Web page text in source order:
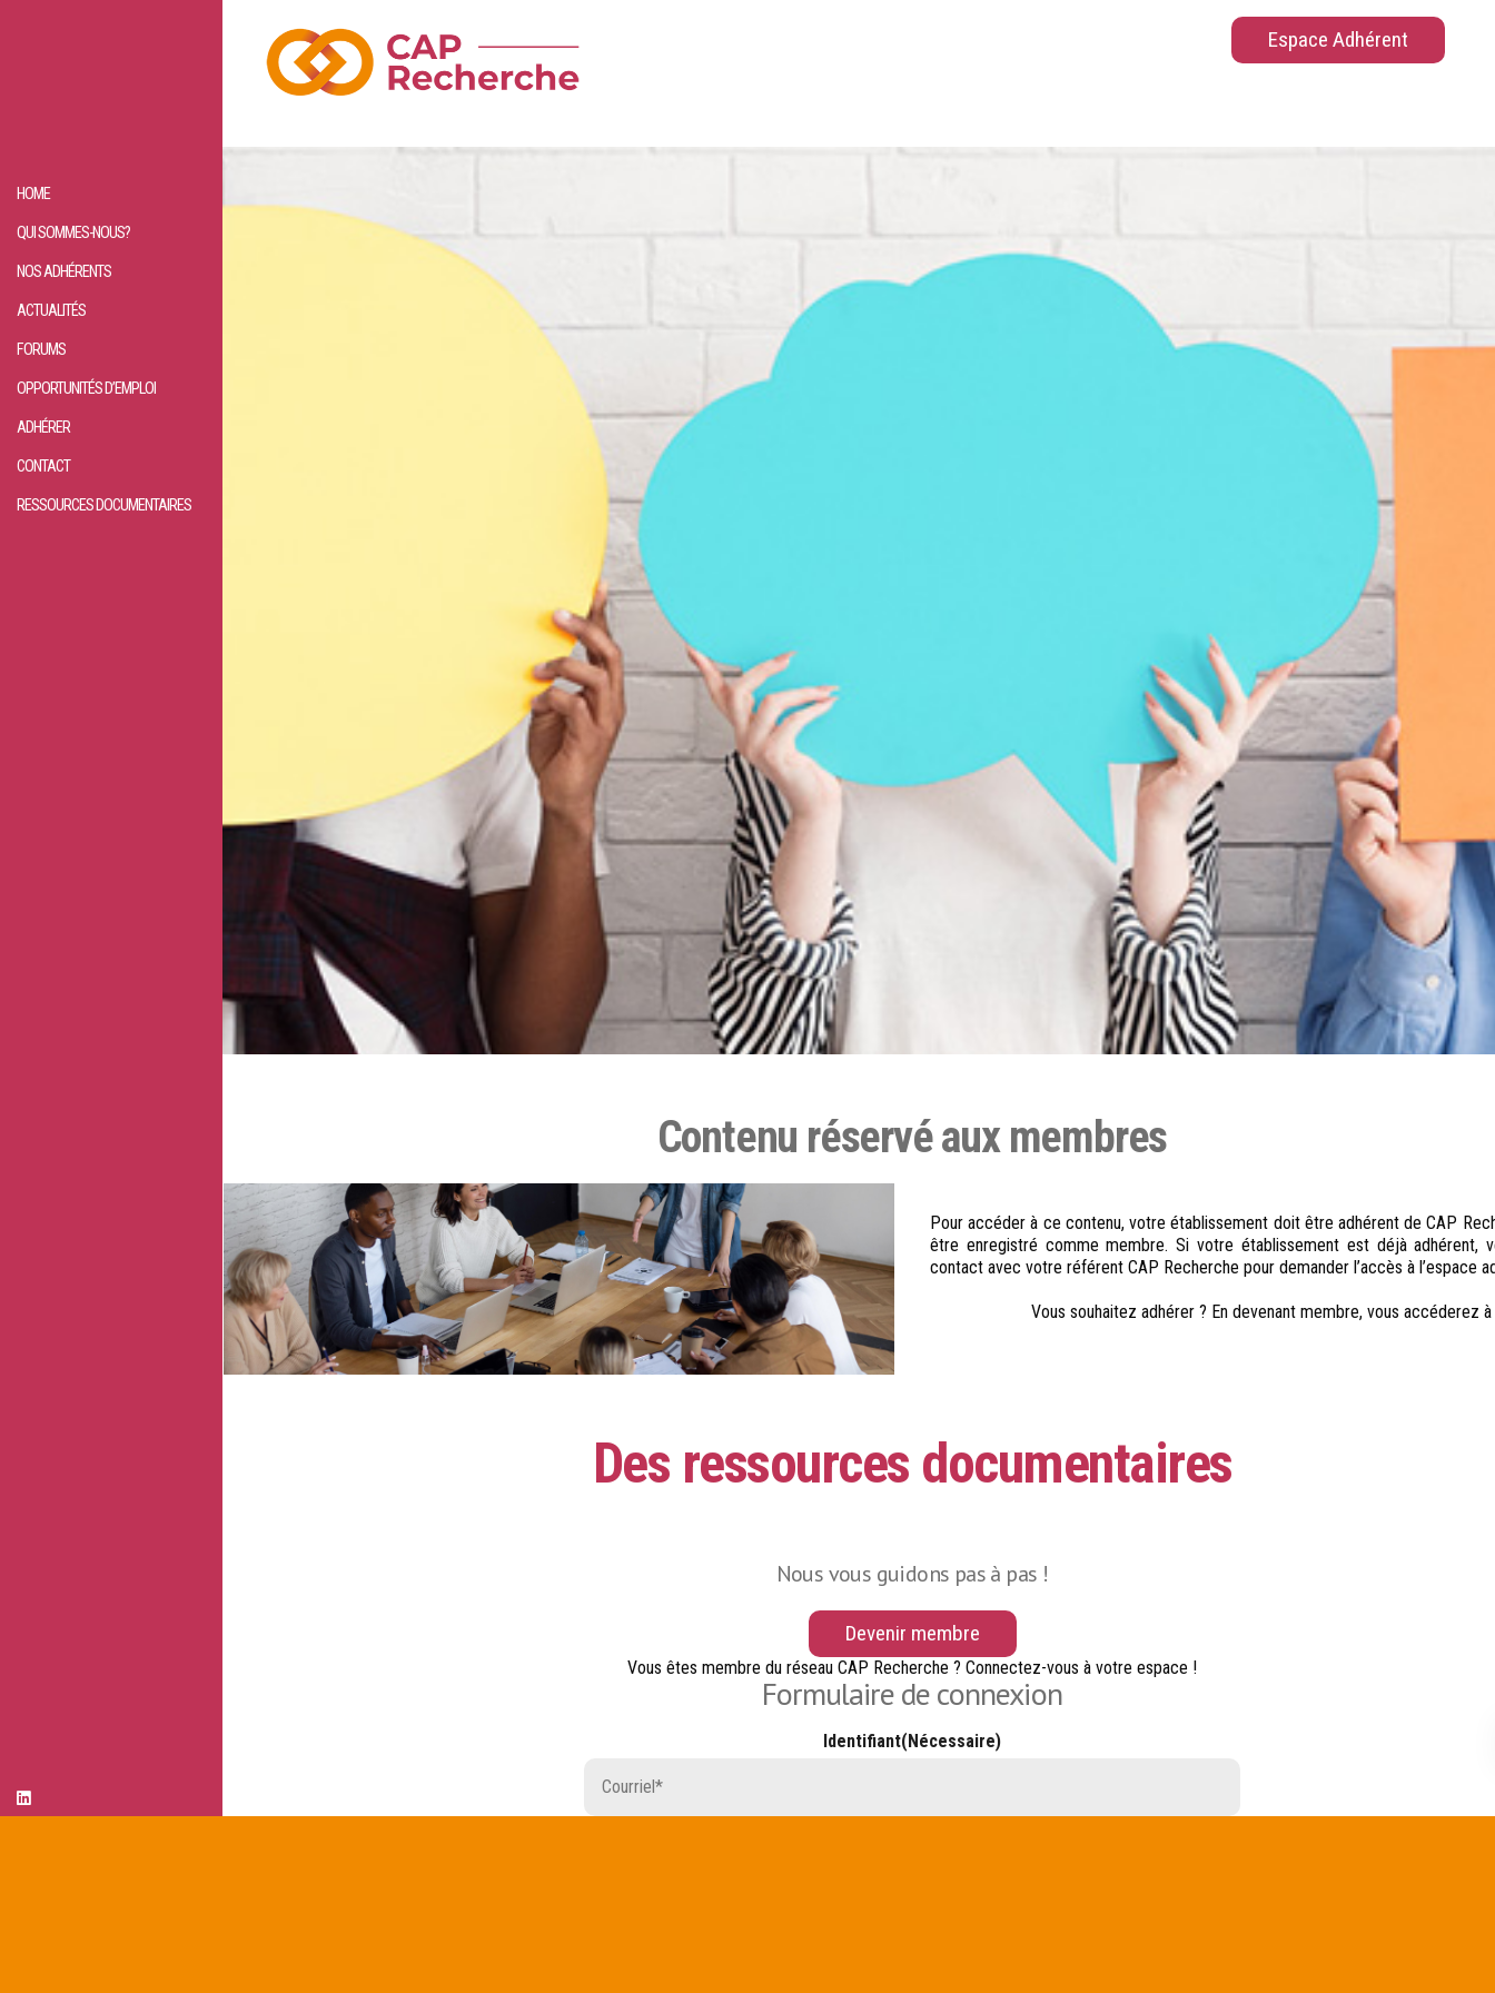
HOME
QUI SOMMES-NOUS?
NOS ADHÉRENTS
ACTUALITÉS
FORUMS
OPPORTUNITÉS D’EMPLOI
ADHÉRER
CONTACT
RESSOURCES DOCUMENTAIRES
Espace Adhérent
Contenu réservé aux membres
Pour accéder à ce contenu, votre établissement doit être adhérent de CAP
être enregistré comme membre. Si votre établissement est déjà adhérent,
contact avec votre référent CAP Recherche pour demander l’accès à l’espace
Vous souhaitez adhérer ? En devenant membre, vous accéderez à
Des appels à projets
Nous vous guidons pas à pas !
Devenir membre
Vous êtes membre du réseau CAP Recherche ? Connectez-vous à votre espace !
Formulaire de connexion
Identifiant(Nécessaire)